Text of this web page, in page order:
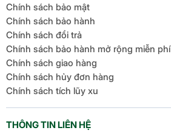
Chính sách bảo mật
Chính sách bảo hành
Chính sách đổi trả
Chính sách bảo hành mở rộng miễn phí
Chính sách giao hàng
Chính sách hủy đơn hàng
Chính sách tích lũy xu
THÔNG TIN LIÊN HỆ